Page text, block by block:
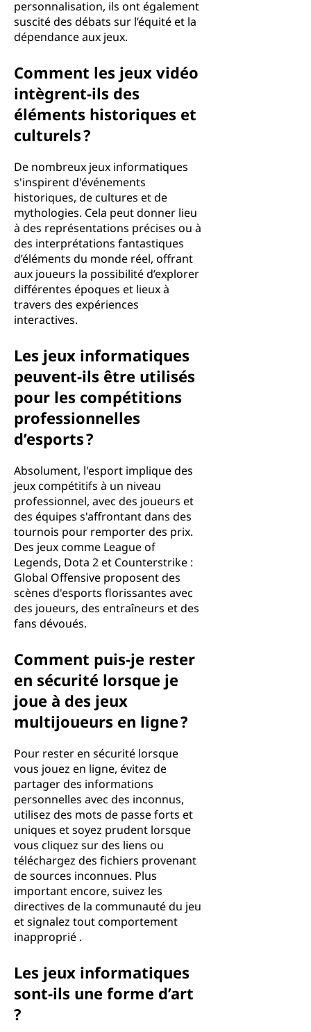
personnalisation, ils ont également
suscité des débats sur l’équité et la
dépendance aux jeux.
Comment les jeux vidéo
intègrent-ils des
éléments historiques et
culturels ?
De nombreux jeux informatiques
s'inspirent d'événements
historiques, de cultures et de
mythologies. Cela peut donner lieu
à des représentations précises ou à
des interprétations fantastiques
d’éléments du monde réel, offrant
aux joueurs la possibilité d’explorer
différentes époques et lieux à
travers des expériences
interactives.
Les jeux informatiques
peuvent-ils être utilisés
pour les compétitions
professionnelles
d’esports ?
Absolument, l'esport implique des
jeux compétitifs à un niveau
professionnel, avec des joueurs et
des équipes s'affrontant dans des
tournois pour remporter des prix.
Des jeux comme League of
Legends, Dota 2 et Counterstrike :
Global Offensive proposent des
scènes d'esports florissantes avec
des joueurs, des entraîneurs et des
fans dévoués.
Comment puis-je rester
en sécurité lorsque je
joue à des jeux
multijoueurs en ligne ?
Pour rester en sécurité lorsque
vous jouez en ligne, évitez de
partager des informations
personnelles avec des inconnus,
utilisez des mots de passe forts et
uniques et soyez prudent lorsque
vous cliquez sur des liens ou
téléchargez des fichiers provenant
de sources inconnues. Plus
important encore, suivez les
directives de la communauté du jeu
et signalez tout comportement
inapproprié .
Les jeux informatiques
sont-ils une forme d’art
?